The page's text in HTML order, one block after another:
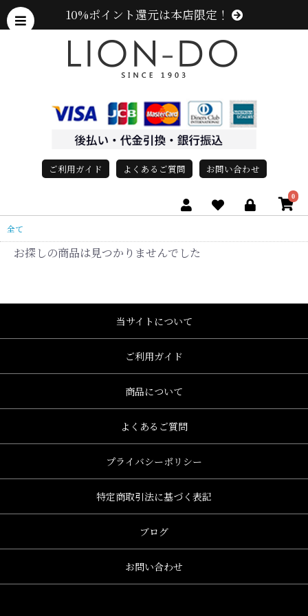
10%ポイント還元は本店限定！
ご利用ガイド よくあるご質問 お問い合わせ
0
全て
お探しの商品は見つかりませんでした
当サイトについて
ご利用ガイド
商品について
よくあるご質問
プライバシーポリシー
特定商取引法に基づく表記
ブログ
お問い合わせ